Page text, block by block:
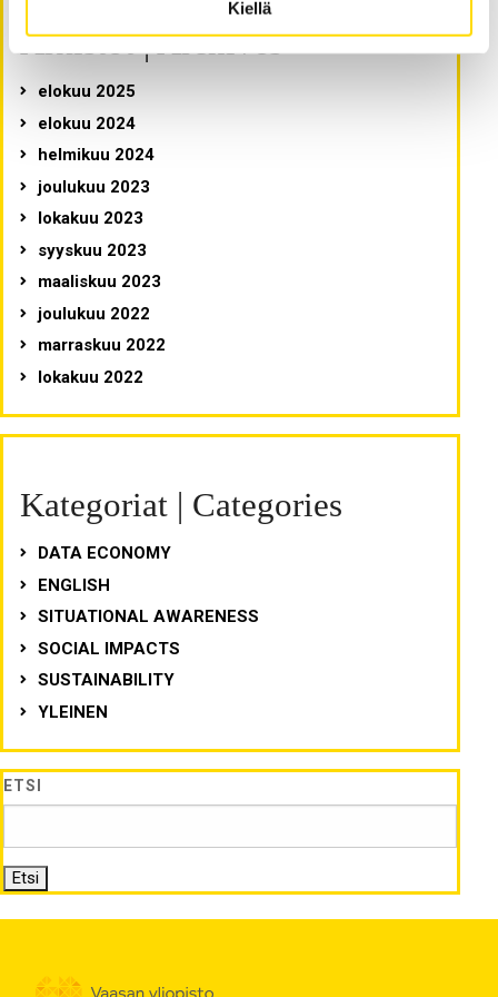
Kiellä
Arkistot | Archives
elokuu 2025
elokuu 2024
helmikuu 2024
joulukuu 2023
lokakuu 2023
syyskuu 2023
maaliskuu 2023
joulukuu 2022
marraskuu 2022
lokakuu 2022
Kategoriat | Categories
DATA ECONOMY
ENGLISH
SITUATIONAL AWARENESS
SOCIAL IMPACTS
SUSTAINABILITY
YLEINEN
ETSI
Etsi